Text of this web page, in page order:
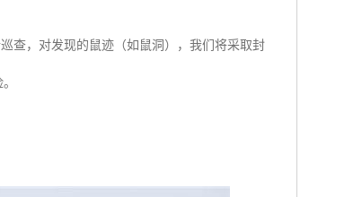
查，对发现的鼠迹（如鼠洞），我们将采取封